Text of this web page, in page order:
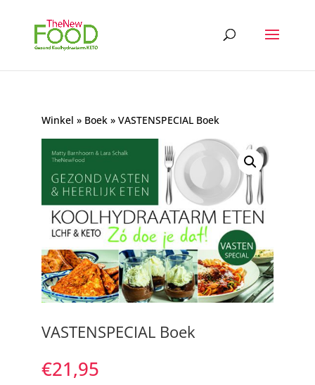
Winkel » Boek » VASTENSPECIAL Boek
VASTENSPECIAL Boek
€21,95